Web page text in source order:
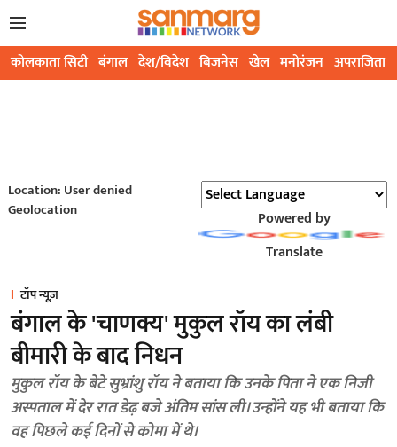
कोलकाता सिटी बंगाल देश/विदेश बिजनेस खेल मनोरंजन अपराजिता
Location: User denied
Geolocation
Powered by
Translate
टॉप न्यूज़
बंगाल के 'चाणक्य' मुकुल रॉय का लंबी
बीमारी के बाद निधन
मुकुल रॉय के बेटे सुभ्रांशु रॉय ने बताया कि उनके पिता ने एक निजी
अस्पताल में देर रात डेढ़ बजे अंतिम सांस ली। उन्होंने यह भी बताया कि
वह पिछले कई दिनों से कोमा में थे।